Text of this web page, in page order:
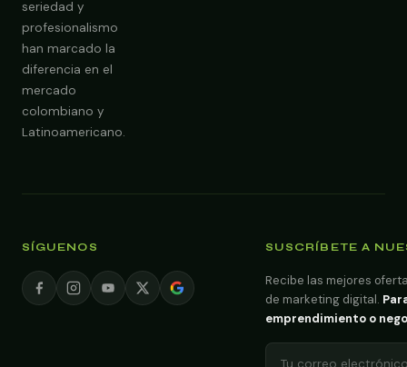
seriedad y
profesionalismo
han marcado la
diferencia en el
mercado
colombiano y
Latinoamericano.
SÍGUENOS SUSCRÍBETE A
Recibe las mejores
de marketing digital.
emprendimiento o